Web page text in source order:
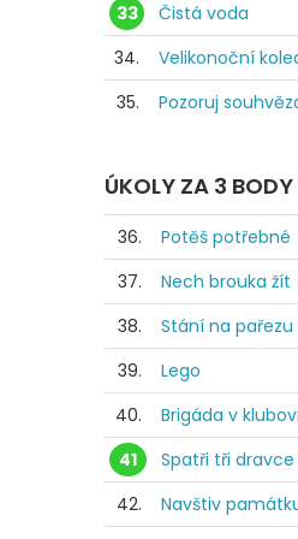
33
Čistá voda
34.
Velikonoční
35.
Pozoruj
ÚKOLY ZA 3 BODY
36.
Potěš potřebné
37.
Nech brouka žít
38.
Stání na pařezu
39.
Lego
40.
Brigáda v
41
Spatři tři dravce
42.
Navštiv